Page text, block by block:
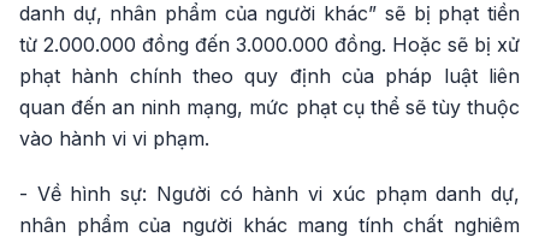
danh dự, nhân phẩm của người khác” sẽ bị phạt tiền
từ 2.000.000 đồng đến 3.000.000 đồng. Hoặc sẽ bị xử
phạt hành chính theo quy định của pháp luật liên
quan đến an ninh mạng, mức phạt cụ thể sẽ tùy thuộc
vào hành vi vi phạm.
- Về hình sự: Người có hành vi xúc phạm danh dự,
nhân phẩm của người khác mang tính chất nghiêm